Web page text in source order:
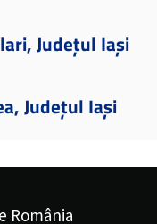
Județul Iași
Județul Iași
România